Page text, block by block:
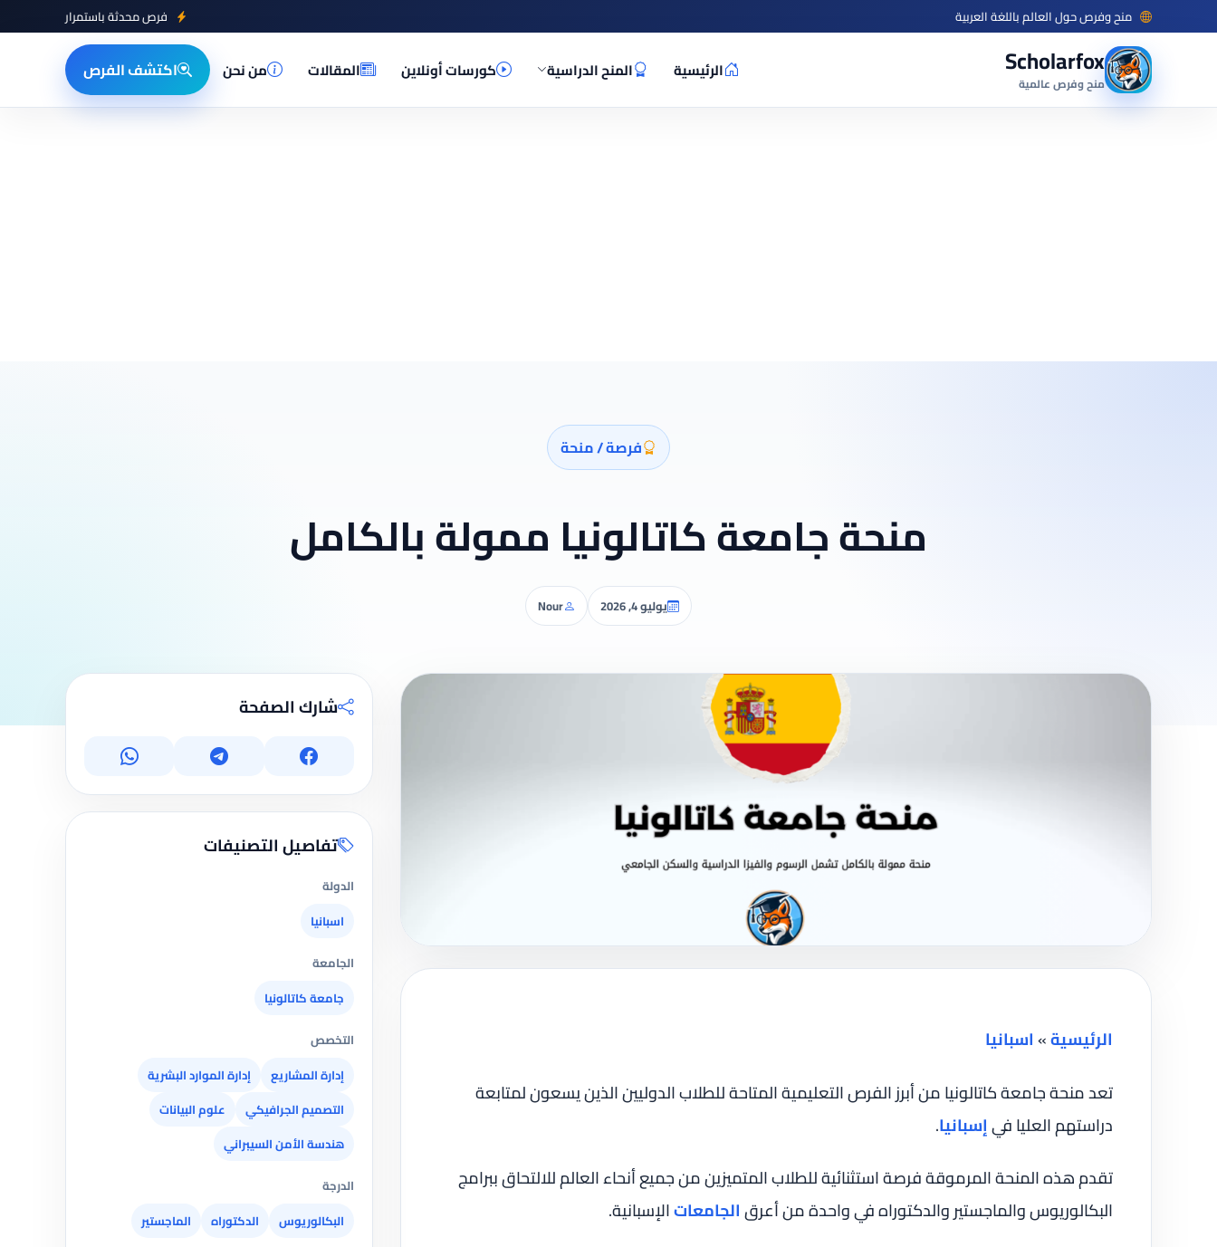
منح وفرص حول العالم باللغة العربية فرص محدثة باستمرار
Scholarfox
منح وفرص عالمية
الرئيسية المنح الدراسية كورسات أونلاين المقالات من نحن اكتشف الفرص
فرصة / منحة
منحة جامعة كاتالونيا ممولة بالكامل
يوليو 4, 2026 Nour
الرئيسية»اسبانيا
تعد منحة جامعة كاتالونيا من أبرز الفرص التعليمية المتاحة للطلاب الدوليين الذين يسعون لمتابعة
دراستهم العليا فيإسبانيا.
تقدم هذه المنحة المرموقة فرصة استثنائية للطلاب المتميزين من جميع أنحاء العالم للالتحاق ببرامج
البكالوريوس والماجستير والدكتوراه في واحدة من أعرقالجامعاتالإسبانية.
شارك الصفحة
تفاصيل التصنيفات
الدولة
اسبانيا
الجامعة
جامعة كاتالونيا
التخصص
إدارة المشاريع
إدارة الموارد البشرية
التصميم الجرافيكي
علوم البيانات
هندسة الأمن السيبراني
الدرجة
البكالوريوس
الدكتوراه
الماجستير